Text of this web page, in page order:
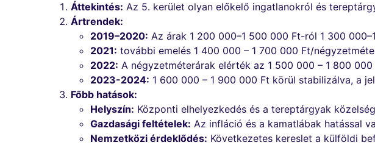
Áttekintés: Az 5. kerület olyan előkelő ingatlanokról és
Ártrendek:
2019–2020: Az árak 1 200 000–1 500 000 Ft-ról 1 300
2021: további emelés 1 400 000 – 1 700 000 Ft/
2022: A négyzetméterárak elérték az 1 500 000 – 1 800
2023-2024: 1 600 000 – 1 900 000 Ft körül stabilizálva, a
Főbb hatások:
Helyszín: Központi elhelyezkedés és a tereptárgyak
Gazdasági feltételek: Az infláció és a kamatlábak hatással
Nemzetközi érdeklődés: Következetes kereslet a külföldi